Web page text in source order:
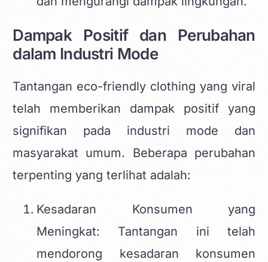
Dampak Positif dan Perubahan
dalam Industri Mode
Tantangan eco-friendly clothing yang viral
telah memberikan dampak positif yang
signifikan pada industri mode dan
masyarakat umum. Beberapa perubahan
terpenting yang terlihat adalah:
Kesadaran Konsumen yang
Meningkat: Tantangan ini telah
mendorong kesadaran konsumen